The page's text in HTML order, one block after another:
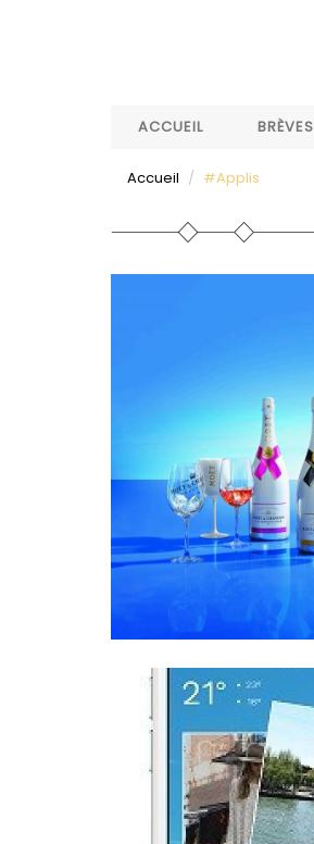
ACCUEIL
BRÈVES
Accueil #Applis